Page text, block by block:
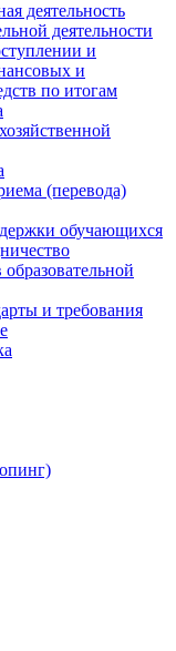
деятельность
деятельности
и
и
по итогам
(перевода)
обучающихся
и требования